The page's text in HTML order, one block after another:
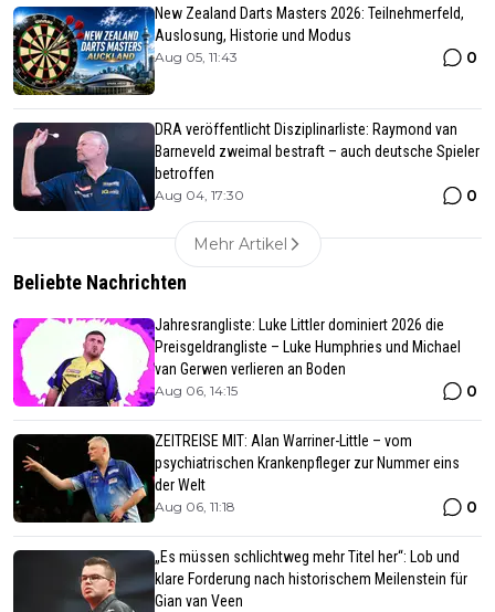
New Zealand Darts Masters 2026: Teilnehmerfeld,
Auslosung, Historie und Modus
Aug 05, 11:43 0
DRA veröffentlicht Disziplinarliste: Raymond van
Barneveld zweimal bestraft – auch deutsche Spieler
betroffen
Aug 04, 17:30 0
Mehr Artikel
Beliebte Nachrichten
Jahresrangliste: Luke Littler dominiert 2026 die
Preisgeldrangliste – Luke Humphries und Michael
van Gerwen verlieren an Boden
Aug 06, 14:15 0
ZEITREISE MIT: Alan Warriner-Little – vom
psychiatrischen Krankenpfleger zur Nummer eins
der Welt
Aug 06, 11:18 0
„Es müssen schlichtweg mehr Titel her“: Lob und
klare Forderung nach historischem Meilenstein für
Gian van Veen